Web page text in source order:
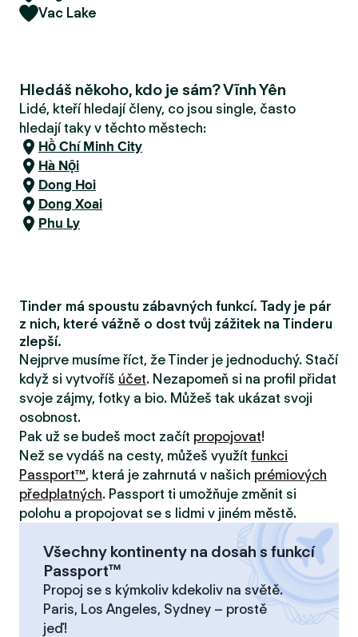
Vac Lake
Hledáš někoho, kdo je sám? Vĩnh Yên
Lidé, kteří hledají členy, co jsou single, často
hledají taky v těchto městech:
Hồ Chí Minh City
Hà Nội
Dong Hoi
Dong Xoai
Phu Ly
Tinder má spoustu zábavných funkcí. Tady je pár
z nich, které vážně o dost tvůj zážitek na Tinderu
zlepší.
Nejprve musíme říct, že Tinder je jednoduchý. Stačí
když si vytvoříš účet. Nezapomeň si na profil přidat
svoje zájmy, fotky a bio. Můžeš tak ukázat svoji
osobnost.
Pak už se budeš moct začít propojovat!
Než se vydáš na cesty, můžeš využít funkci
Passport™, která je zahrnutá v našich prémiových
předplatných. Passport ti umožňuje změnit si
polohu a propojovat se s lidmi v jiném městě.
Všechny kontinenty na dosah s funkcí
Passport™
Propoj se s kýmkoliv kdekoliv na světě.
Paris, Los Angeles, Sydney – prostě
jeď!